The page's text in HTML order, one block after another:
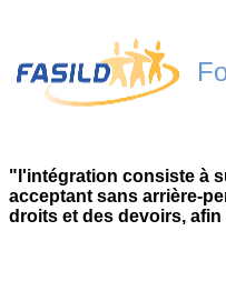
"l'intégration consiste à
acceptant sans arrière-
droits et des devoirs,